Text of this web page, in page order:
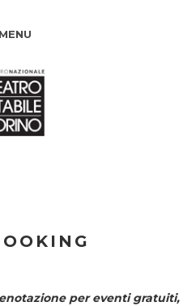
MENU
per eventi gratuiti,